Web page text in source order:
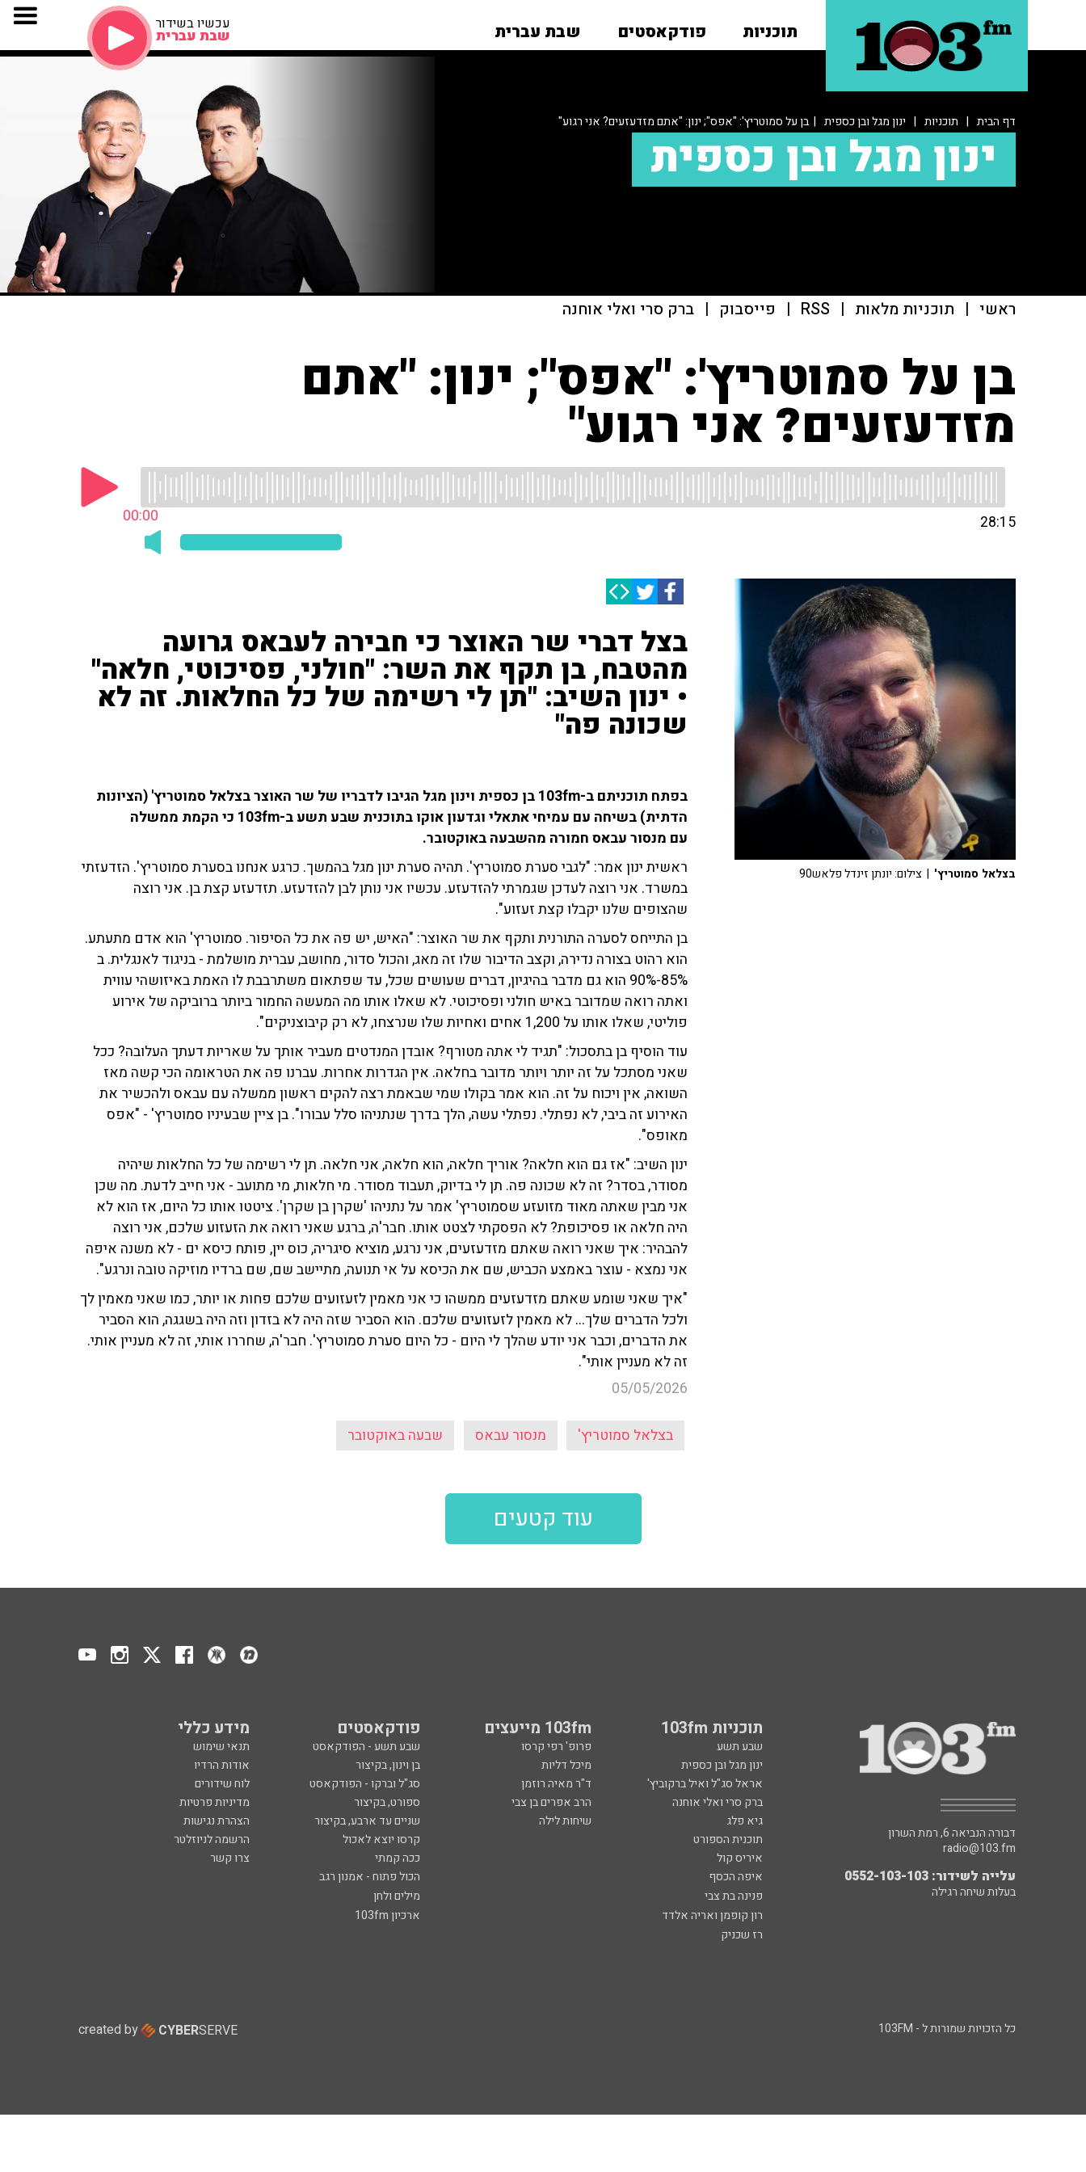
תוכניות פודקאסטים שבת עברית עכשיו בשידור
שבת עברית
דף הבית | תוכניות | ינון מגל ובן כספית | בן על סמוטריץ': "אפס"; ינון: "אתם מזדעזעים? אני רגוע"
ינון מגל ובן כספית
ראשי | תוכניות מלאות |
RSS
| פייסבוק | ברק סרי ואלי אוחנה
בן על סמוטריץ': "אפס"; ינון: "אתם
מזדעזעים? אני רגוע"
00:00 28:15
בצל דברי שר האוצר כי חבירה לעבאס גרועה
מהטבח, בן תקף את השר: "חולני, פסיכוטי, חלאה"
• ינון השיב: "תן לי רשימה של כל החלאות. זה לא
שכונה פה"
בפתח תוכניתם ב-103fm בן כספית וינון מגל הגיבו לדבריו של שר האוצר בצלאל סמוטריץ' (הציונות
הדתית) בשיחה עם עמיחי אתאלי וגדעון אוקו בתוכנית שבע תשע ב-103fm כי הקמת ממשלה
עם מנסור עבאס חמורה מהשבעה באוקטובר.
ראשית ינון אמר: "לגבי סערת סמוטריץ'. תהיה סערת ינון מגל בהמשך. כרגע אנחנו בסערת סמוטריץ'. הזדעזתי
במשרד. אני רוצה לעדכן שגמרתי להזדעזע. עכשיו אני נותן לבן להזדעזע. תזדעזע קצת בן. אני רוצה
שהצופים שלנו יקבלו קצת זעזוע".
בן התייחס לסערה התורנית ותקף את שר האוצר: "האיש, יש פה את כל הסיפור. סמוטריץ' הוא אדם מתעתע.
הוא רהוט בצורה נדירה, וקצב הדיבור שלו זה מאג, והכול סדור, מחושב, עברית מושלמת - בניגוד לאנגלית. ב
85%-90% הוא גם מדבר בהיגיון, דברים שעושים שכל, עד שפתאום משתרבבת לו האמת באיזושהי עווית
ואתה רואה שמדובר באיש חולני ופסיכוטי. לא שאלו אותו מה המעשה החמור ביותר ברוביקה של אירוע
פוליטי, שאלו אותו על 1,200 אחים ואחיות שלו שנרצחו, לא רק קיבוצניקים".
עוד הוסיף בן בתסכול: "תגיד לי אתה מטורף? אובדן המנדטים מעביר אותך על שאריות דעתך העלובה? ככל
שאני מסתכל על זה יותר ויותר מדובר בחלאה. אין הגדרות אחרות. עברנו פה את הטראומה הכי קשה מאז
השואה, אין ויכוח על זה. הוא אמר בקולו שמי שבאמת רצה להקים ראשון ממשלה עם עבאס ולהכשיר את
האירוע זה ביבי, לא נפתלי. נפתלי עשה, הלך בדרך שנתניהו סלל עבורו". בן ציין שבעיניו סמוטריץ' - "אפס
מאופס".
ינון השיב: "אז גם הוא חלאה? אוריך חלאה, הוא חלאה, אני חלאה. תן לי רשימה של כל החלאות שיהיה
מסודר, בסדר? זה לא שכונה פה. תן לי בדיוק, תעבוד מסודר. מי חלאות, מי מתועב - אני חייב לדעת. מה שכן
אני מבין שאתה מאוד מזועזע שסמוטריץ' אמר על נתניהו 'שקרן בן שקרן'. ציטטו אותו כל היום, אז הוא לא
היה חלאה או פסיכופת? לא הפסקתי לצטט אותו. חבר'ה, ברגע שאני רואה את הזעזוע שלכם, אני רוצה
להבהיר: איך שאני רואה שאתם מזדעזעים, אני נרגע, מוציא סיגריה, כוס יין, פותח כיסא ים - לא משנה איפה
אני נמצא - עוצר באמצע הכביש, שם את הכיסא על אי תנועה, מתיישב שם, שם ברדיו מוזיקה טובה ונרגע".
"איך שאני שומע שאתם מזדעזעים ממשהו כי אני מאמין לזעזועים שלכם פחות או יותר, כמו שאני מאמין לך
ולכל הדברים שלך... לא מאמין לזעזועים שלכם. הוא הסביר שזה היה לא בזדון וזה היה בשגגה, הוא הסביר
את הדברים, וכבר אני יודע שהלך לי היום - כל היום סערת סמוטריץ'. חבר'ה, שחררו אותי, זה לא מעניין אותי.
זה לא מעניין אותי".
05/05/2026
בצלאל סמוטריץ' מנסור עבאס שבעה באוקטובר
בצלאל סמוטריץ' | צילום: יונתן זינדל פלאש90
עוד קטעים
תוכניות 103fm 103fm מייעצים פודקאסטים מידע כללי
שבע תשע פרופ' רפי קרסו שבע תשע - הפודקאסט
תנאי שימוש
ינון מגל ובן כספית
מיכל דליות בן וינון, בקיצור
אודות הרדיו
אראל סג"ל ואיל ברקוביץ'
ד"ר מאיה רוזמן סג"ל וברקו - הפודקאסט
לוח שידורים
ברק סרי ואלי אוחנה
הרב אפרים בן צבי ספורט, בקיצור
מדיניות פרטיות
גיא פלג
שיחות לילה שניים עד ארבע, בקיצור
הצהרת נגישות
תוכנית הספורט
קרסו יוצא לאכול
הרשמה לניוזלטר
איריס קול
ככה קמתי
צרו קשר
איפה הכסף
הכול פתוח - אמנון רגב
פנינה בת צבי
מילים ולחן
רון קופמן ואריה אלדד
ארכיון 103fm
רז שכניק
דבורה הנביאה 6, רמת השרון
radio@103.fm
עלייה לשידור: 0552-103-103
בעלות שיחה רגילה
כל הזכויות שמורות ל - 103FM created by CYBERSERVE